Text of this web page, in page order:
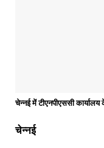
चेन्नई में टीएनपीएससी कार्यालय
चेन्नई